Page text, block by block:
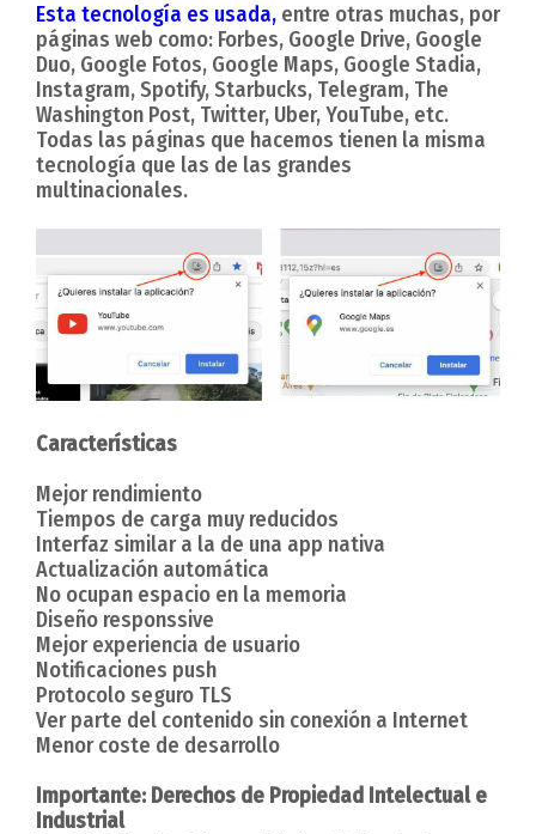
Esta tecnología es usada, entre otras muchas, por
páginas web como: Forbes, Google Drive, Google
Duo, Google Fotos, Google Maps, Google Stadia,
Instagram, Spotify, Starbucks, Telegram, The
Washington Post, Twitter, Uber, YouTube, etc.
Todas las páginas que hacemos tienen la misma
tecnología que las de las grandes
multinacionales.
Características
Mejor rendimiento
Tiempos de carga muy reducidos
Interfaz similar a la de una app nativa
Actualización automática
No ocupan espacio en la memoria
Diseño responssive
Mejor experiencia de usuario
Notificaciones push
Protocolo seguro TLS
Ver parte del contenido sin conexión a Internet
Menor coste de desarrollo
Importante: Derechos de Propiedad Intelectual e
Industrial